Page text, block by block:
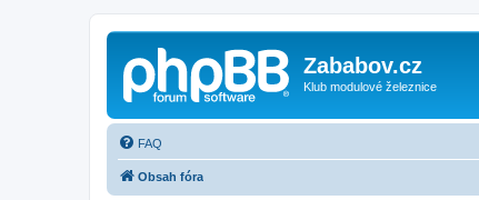
Zababov.cz
Klub modulové železnice
FAQ
Obsah fóra